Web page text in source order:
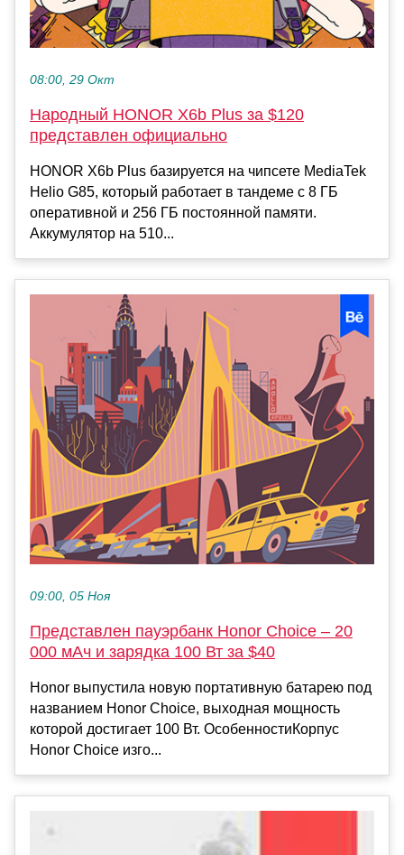
08:00, 29 Окт
Народный HONOR X6b Plus за $120
представлен официально
HONOR X6b Plus базируется на чипсете MediaTek
Helio G85, который работает в тандеме с 8 ГБ
оперативной и 256 ГБ постоянной памяти.
Аккумулятор на 510...
09:00, 05 Ноя
Представлен пауэрбанк Honor Choice – 20
000 мАч и зарядка 100 Вт за $40
Honor выпустила новую портативную батарею под
названием Honor Choice, выходная мощность
которой достигает 100 Вт. ОсобенностиКорпус
Honor Choice изго...